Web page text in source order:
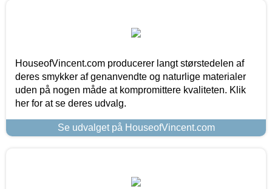
HouseofVincent.com producerer langt størstedelen af
deres smykker af genanvendte og naturlige materialer
uden på nogen måde at kompromittere kvaliteten. Klik
her for at se deres udvalg.
Se udvalget på HouseofVincent.com